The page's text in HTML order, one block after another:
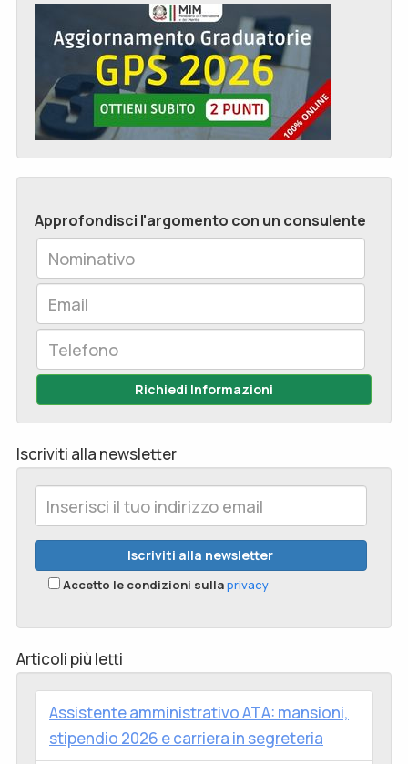
Approfondisci l'argomento con un consulente
Richiedi Informazioni
Iscriviti alla newsletter
Accetto le condizioni sullaprivacy
Articoli più letti
Assistente amministrativo ATA: mansioni,
stipendio 2026 e carriera in segreteria